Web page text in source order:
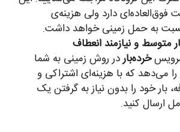
دارد ولی هزینه‌ی
به حمل زمینی خواهد داشت.
متوسط و نیازمند انعطاف
خرده‌باردر روش زمینی به شما
می‌دهد که با هزینه‌ای اشتراکی و
بار خود را بدون نیاز به گرفتن یک
ارسال کنید.